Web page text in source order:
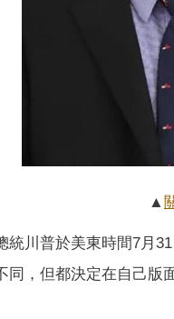
▲
統川普於美東時間7月
同，但都決定在自己版